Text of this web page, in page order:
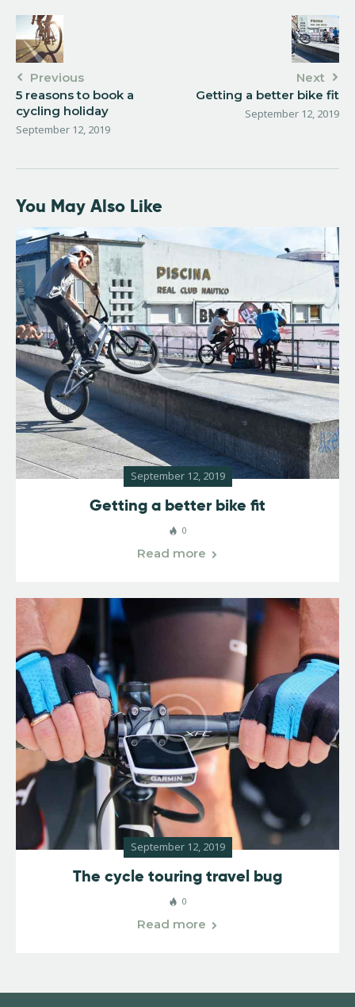
Previous
5 reasons to book a
cycling holiday
September 12, 2019
Next
Getting a better bike fit
September 12, 2019
You May Also Like
September 12, 2019
Getting a better bike fit
0
Read more
September 12, 2019
The cycle touring travel bug
0
Read more